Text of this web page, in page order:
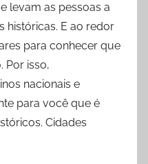
r
P
r
i
s
c
y
levam as pessoas a
históricas. E ao redor
para conhecer que
Por isso,
nacionais e
para você que é
Cidades